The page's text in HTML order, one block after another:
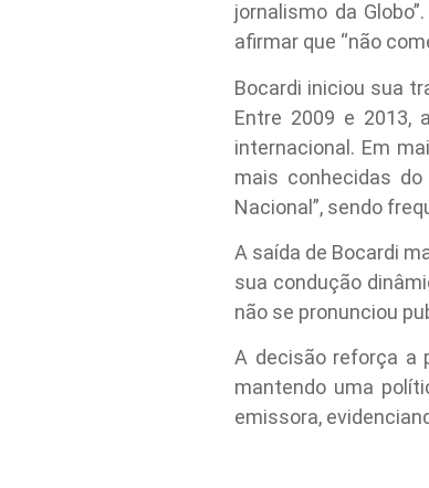
jornalismo da
afirmar que “não
Bocardi iniciou sua
Entre 2009 e 2013,
internacional. Em
mais conhecidas
Nacional”, sendo
A saída de Bocardi
sua condução
não se pronunciou
A decisão reforça a
mantendo uma
emissora,